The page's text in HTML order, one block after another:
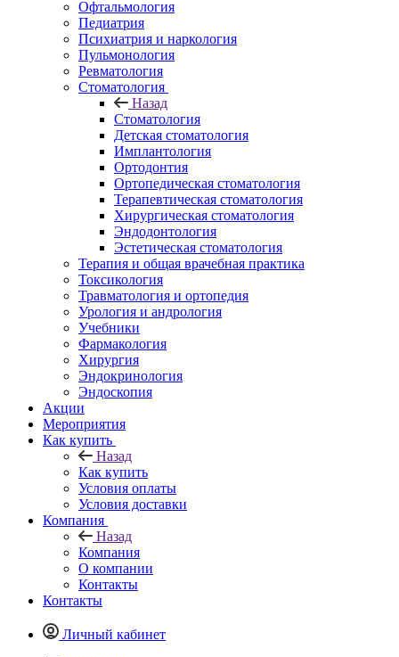
Офтальмология
Педиатрия
Психиатрия и наркология
Пульмонология
Ревматология
Стоматология
Назад
Стоматология
Детская стоматология
Имплантология
Ортодонтия
Ортопедическая стоматология
Терапевтическая стоматология
Хирургическая стоматология
Эндодонтология
Эстетическая стоматология
Терапия и общая врачебная практика
Токсикология
Травматология и ортопедия
Урология и андрология
Учебники
Фармакология
Хирургия
Эндокринология
Эндоскопия
Акции
Мероприятия
Как купить
Назад
Как купить
Условия оплаты
Условия доставки
Компания
Назад
Компания
О компании
Контакты
Контакты
Личный кабинет